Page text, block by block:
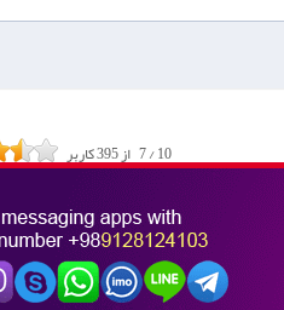
7/10 از395کاربر